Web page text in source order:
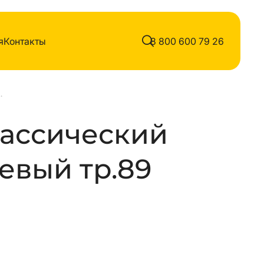
Контакты 8 800 600 79 26
тр.89
тр.89